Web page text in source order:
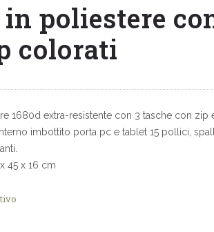
poliestere
colorati
1680d extra-resistente con 3 tasche con zip
imbottito porta pc e tablet 15 pollici,
45 x 16 cm